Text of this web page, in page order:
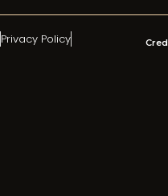
Privacy Policy